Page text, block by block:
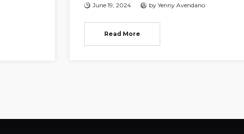
June 19, 2024 byYenny Avendano
Read More